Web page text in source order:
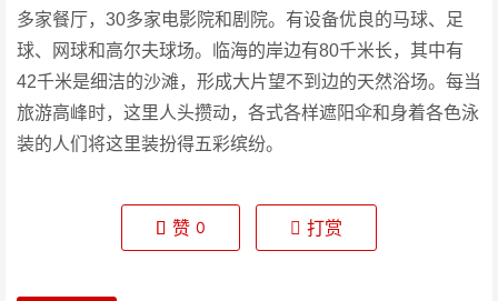
多家餐厅，30多家电影院和剧院。有设备优良的马球、足
球、网球和高尔夫球场。临海的岸边有80千米长，其中有
42千米是细洁的沙滩，形成大片望不到边的天然浴场。每当
旅游高峰时，这里人头攒动，各式各样遮阳伞和身着各色泳
装的人们将这里装扮得五彩缤纷。
赞 0 打赏